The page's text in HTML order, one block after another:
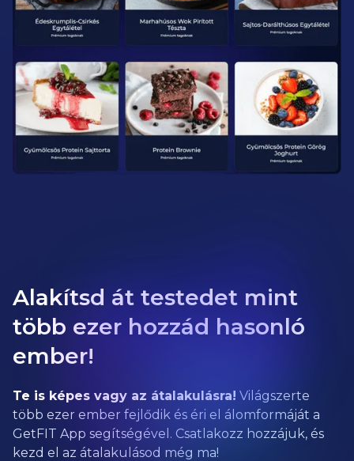
Alakítsd át testedet mint
több ezer hozzád hasonló
ember!
Te is képes vagy az átalakulásra! Világszerte
több ezer ember fejlődik és éri el álomformáját a
GetFIT App segítségével. Csatlakozz hozzájuk, és
kezd el az átalakulásod még ma!